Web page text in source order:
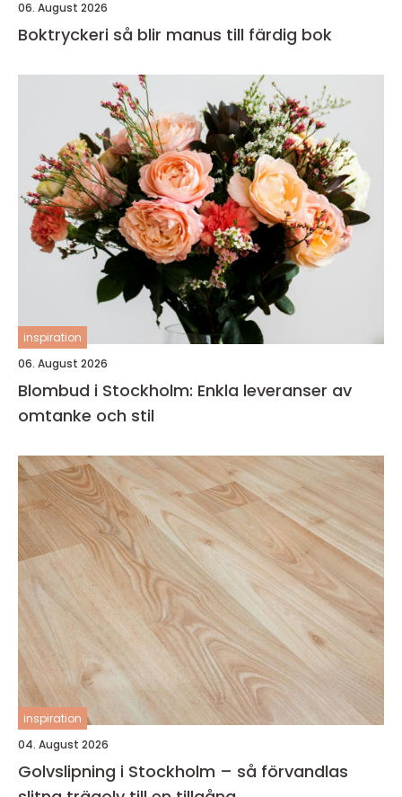
06. August 2026
Boktryckeri så blir manus till färdig bok
inspiration
06. August 2026
Blombud i Stockholm: Enkla leveranser av
omtanke och stil
inspiration
04. August 2026
Golvslipning i Stockholm – så förvandlas